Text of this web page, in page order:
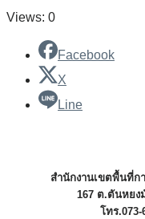
Views: 0
Facebook
X
Line
สำนักงานเขตพื้นที่ก
167 ต.ตันหยง
โทร.073-